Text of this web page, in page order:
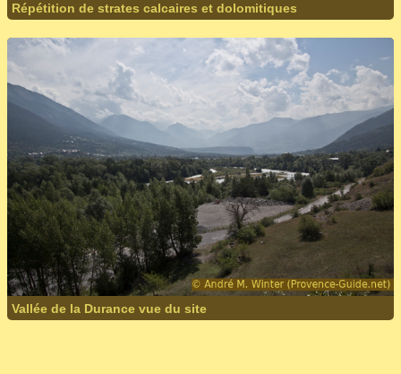
Répétition de strates calcaires et dolomitiques
Vallée de la Durance vue du site